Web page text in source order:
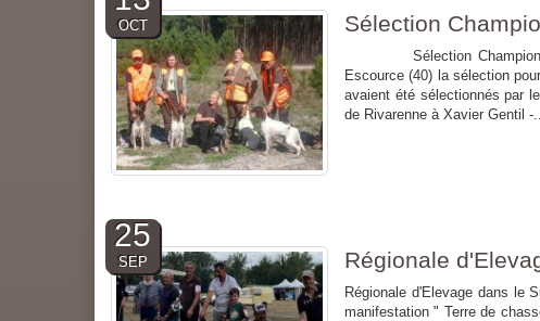
OCT Sélection
Sélection Championnat
Escource (40) la sélection
avaient été sélectionnés par
de Rivarenne à Xavier Gentil -
25
SEP Régionale
Régionale d'Elevage dans le
manifestation " Terre de